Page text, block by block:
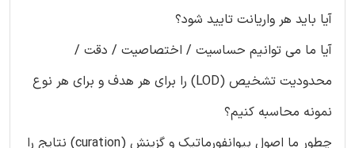
آیا باید هر واریانت تایید شود؟
آیا ما می توانیم حساسیت / اختصاصیت / دقت /
محدودیت تشخیص (LOD) را برای هر هدف و برای هر نوع
نمونه محاسبه کنیم؟
چطور ما اصول بیوانفورماتیک و گزینش (curation) نتایج را